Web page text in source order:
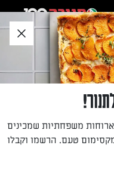
משפחתיות שמכינים
טעם. הרשמו וקבלו